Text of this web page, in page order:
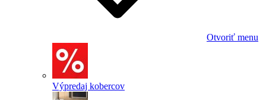
Otvoriť menu
Výpredaj kobercov